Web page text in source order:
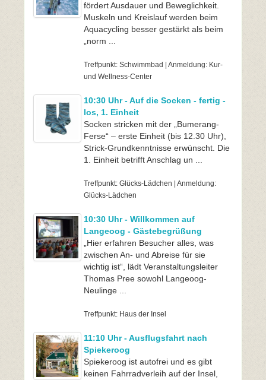
fördert Ausdauer und Beweglichkeit.
Muskeln und Kreislauf werden beim
Aquacycling besser gestärkt als beim
„norm ...
Treffpunkt: Schwimmbad | Anmeldung: Kur-
und Wellness-Center
10:30 Uhr - Auf die Socken - fertig -
los, 1. Einheit
Socken stricken mit der „Bumerang-
Ferse“ – erste Einheit (bis 12.30 Uhr),
Strick-Grundkenntnisse erwünscht. Die
1. Einheit betrifft Anschlag un ...
Treffpunkt: Glücks-Lädchen | Anmeldung:
Glücks-Lädchen
10:30 Uhr - Willkommen auf
Langeoog - Gästebegrüßung
„Hier erfahren Besucher alles, was
zwischen An- und Abreise für sie
wichtig ist“, lädt Veranstaltungsleiter
Thomas Pree sowohl Langeoog-
Neulinge ...
Treffpunkt: Haus der Insel
11:10 Uhr - Ausflugsfahrt nach
Spiekeroog
Spiekeroog ist autofrei und es gibt
keinen Fahrradverleih auf der Insel,